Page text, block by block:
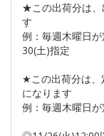
★この出荷分は、
す
例：毎週木曜日
30(土)指定
★この出荷分は、
になります
例：毎週木曜日